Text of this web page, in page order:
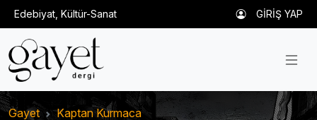
Edebiyat, Kültür-Sanat GİRİŞ YAP
Gayet
Kaptan Kurmaca